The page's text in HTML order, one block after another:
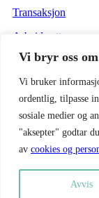
Vi bryr oss
Vi bruker
ordentlig, tilpasse
sosiale medier og
"aksepter" godtar
av cookies og
Avvis
Transaksjon
Arbeidsrett
Eiendom
Vilkår
Forretningsvilkår
Personvernpolicy
Copyright © 2026,